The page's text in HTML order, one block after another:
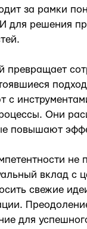
за рамки
для решения
превращает
с
Они
повышают
вклад с
свежие
для